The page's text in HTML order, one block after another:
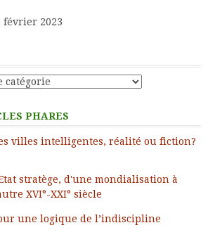
février 2023
PHARES
villes intelligentes, réalité ou fiction?
stratège, d'une mondialisation à
XVI°-XXI° siècle
une logique de l’indiscipline